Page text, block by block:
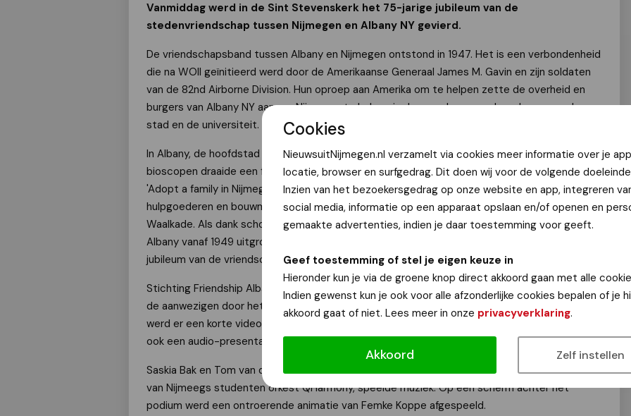
Cookies
NieuwsuitNijmegen.nl verzamelt via cookies meer informatie over je
locatie, browser en surfgedrag. Dit doen wij voor de volgende
Inzien van het bezoekersgedrag op onze website en app, integreren
social media, informatie op een apparaat opslaan en/of openen en
gemaakte advertenties, indien je daar toestemming voor geeft.
Geef toestemming of stel je eigen keuze in
Hieronder kun je via de groene knop direct akkoord gaan met alle
Indien gewenst kun je ook voor alle afzonderlijke cookies bepalen of je
akkoord gaat of niet. Lees meer in onze privacyverklaring.
Akkoord Zelf instellen
Vanmiddag werd in de Sint Stevenskerk het 75-jarige jubileum van de
stedenvriendschap tussen Nijmegen en Albany NY gevierd.
De vriendschapsband tussen Albany en Nijmegen ontstond in 1947. Het is een verbondenheid
die na WOII geïnitieerd werd door de Amerikaanse Generaal James M. Gavin en zijn soldaten
van de 82nd Airborne Division. Hun oproep aan Amerika om te helpen zette de overheid en
burgers van Albany NY aan om Nijmegen te helpen in de naoorlogse wederopbouw van de
stad en de universiteit.
In Albany, de hoofdstad van New York, ontstonden Nijmegen-corners in winkels, in de
bioscopen draaide een film over Nijmegen en in de hele stad hingen poster met de oproep
'Adopt a family in Nijmegen'. Niet veel later legden boten met ruim 300 ton aan humanitaire
hulpgoederen en bouwmaterialen, ingezameld door de burgers van Albany, aan aan de
Waalkade. Als dank schonk koningin Wilhelmina 2000 oranje tulpenbollen, een gebaar dat in
Albany vanaf 1949 uitgroeide tot een jaarlijks Tulip Festival. Vandaag werd het 75-jarige
jubileum van de vriendschap tussen de steden gevierd in de Sint Stevenskerk.
Stichting Friendship Albany Nijmegen (FAN)'s jeugdambasadeur Bo van Horssen begeleidde
de aanwezigen door het programma, waarin ook van alles te zien en te beluisteren was. Zo
werd er een korte video door Martijn Schinkel over solidariteit met studenten gespeeld en
ook een audio-presentatie uit 1947.
Saskia Bak en Tom van den Heuvel zongen gezamelijk een nummer en QLite, een ensemble
van Nijmeegs studenten orkest QHarmony, speelde muziek. Op een scherm achter het
podium werd een ontroerende animatie van Femke Koppe afgespeeld.